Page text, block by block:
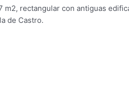
m2, rectangular con antiguas
de Castro.